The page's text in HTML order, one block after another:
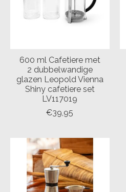
600 ml Cafetiere met
2 dubbelwandige
glazen Leopold Vienna
Shiny cafetiere set
LV117019
€39,95